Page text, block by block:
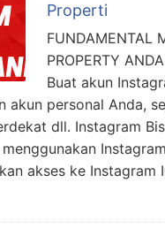
Properti
FUNDAMENTAL
PROPERTY
Buat akun
akun personal Anda,
dll. Instagram
menggunakan
akses ke